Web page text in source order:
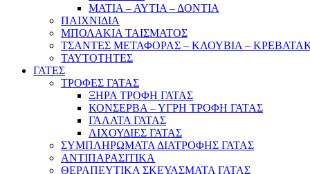
ΜΑΤΙΑ – ΑΥΤΙΑ – ΔΟΝΤΙΑ
ΠΑΙΧΝΙΔΙΑ
ΜΠΟΛΑΚΙΑ ΤΑΙΣΜΑΤΟΣ
ΤΣΑΝΤΕΣ ΜΕΤΑΦΟΡΑΣ – ΚΛΟΥΒΙΑ –
ΤΑΥΤΟΤΗΤΕΣ
ΓΑΤΕΣ
ΤΡΟΦΕΣ ΓΑΤΑΣ
ΞΗΡΑ ΤΡΟΦΗ ΓΑΤΑΣ
ΚΟΝΣΕΡΒΑ – ΥΓΡΗ ΤΡΟΦΗ ΓΑΤΑΣ
ΓΑΛΑΤΑ ΓΑΤΑΣ
ΛΙΧΟΥΔΙΕΣ ΓΑΤΑΣ
ΣΥΜΠΛΗΡΩΜΑΤΑ ΔΙΑΤΡΟΦΗΣ ΓΑΤΑΣ
ΑΝΤΙΠΑΡΑΣΙΤΙΚΑ
ΘΕΡΑΠΕΥΤΙΚΑ ΣΚΕΥΑΣΜΑΤΑ ΓΑΤΑΣ